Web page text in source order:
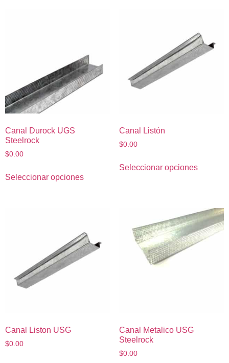
Canal Durock UGS
Steelrock
$0.00
Seleccionar opciones
Canal Listón
$0.00
Seleccionar opciones
Canal Liston USG
$0.00
Canal Metalico USG
Steelrock
$0.00